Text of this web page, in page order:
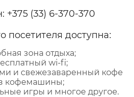
+375 (33) 6-370-370
посетителя доступна:
зона отдыха;
wi-fi;
и свежезаваренный кофе
кофемашины;
игры и многое другое.